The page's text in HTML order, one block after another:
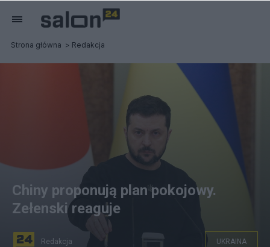
Strona główna Redakcja
Chiny proponują plan pokojowy.
Zełenski reaguje
Redakcja UKRAINA